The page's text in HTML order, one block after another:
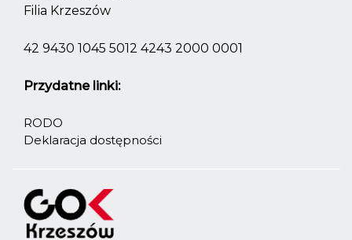
Filia Krzeszów
42 9430 1045 5012 4243 2000 0001
Przydatne linki:
RODO
Deklaracja dostępności